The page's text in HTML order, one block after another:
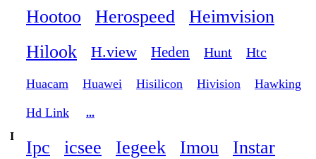
Hootoo
Herospeed
Heimvision
Hilook
H.view Heden Hunt Htc
Huacam Huawei Hisilicon Hivision Hawking
Hd Link
...
I
Ipc icsee Iegeek Imou
Instar